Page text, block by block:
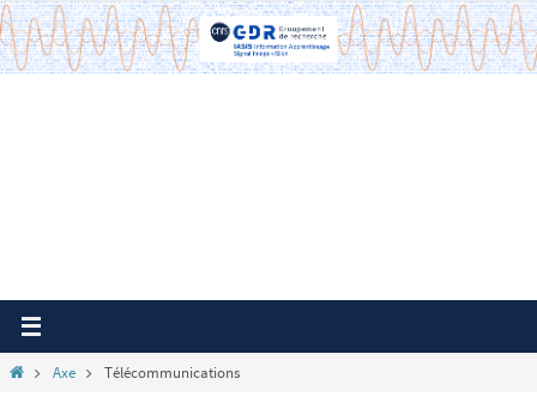
Passer
vers
le
HomeAxe Télécommunications